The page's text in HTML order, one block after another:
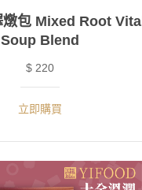
燉包 Mixed Root
Soup Blend
$ 220
立即購買